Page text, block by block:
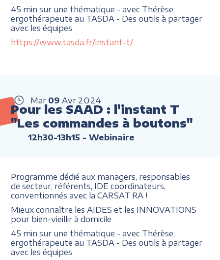
45 min sur une thématique - avec Thérèse,
ergothérapeute au TASDA - Des outils à partager
avec les équipes
https://www.tasda.fr/instant-t/
Mar 09 Avr 2024
Pour les SAAD : l'instant T
"Les commandes à boutons"
12h30-13h15 - Webinaire
Programme dédié aux managers, responsables
de secteur, référents, IDE coordinateurs,
conventionnés avec la CARSAT RA !
Mieux connaître les AIDES et les INNOVATIONS
pour bien-vieillir à domicile
45 min sur une thématique - avec Thérèse,
ergothérapeute au TASDA - Des outils à partager
avec les équipes